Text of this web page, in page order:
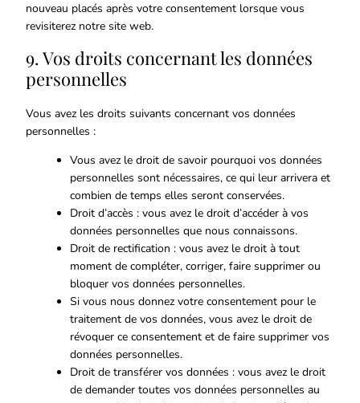
nouveau placés après votre consentement lorsque vous
revisiterez notre site web.
9. Vos droits concernant les données
personnelles
Vous avez les droits suivants concernant vos données
personnelles :
Vous avez le droit de savoir pourquoi vos données
personnelles sont nécessaires, ce qui leur arrivera et
combien de temps elles seront conservées.
Droit d’accès : vous avez le droit d’accéder à vos
données personnelles que nous connaissons.
Droit de rectification : vous avez le droit à tout
moment de compléter, corriger, faire supprimer ou
bloquer vos données personnelles.
Si vous nous donnez votre consentement pour le
traitement de vos données, vous avez le droit de
révoquer ce consentement et de faire supprimer vos
données personnelles.
Droit de transférer vos données : vous avez le droit
de demander toutes vos données personnelles au